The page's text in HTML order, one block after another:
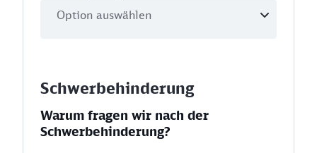
Schwerbehinderung
Warum fragen wir nach der
Schwerbehinderung?